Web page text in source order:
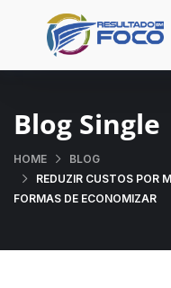
Blog Single
HOME
BLOG
REDUZIR CUSTOS POR
FORMAS DE ECONOMIZAR